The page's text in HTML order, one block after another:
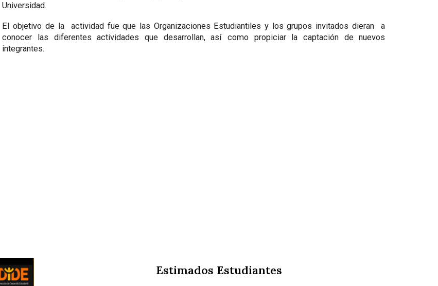
Universidad.
El objetivo de la actividad fue que las Organizaciones Estudiantiles y los grupos invitados dieran a
conocer las diferentes actividades que desarrollan, así como propiciar la captación de nuevos
integrantes.
Estimados Estudiantes